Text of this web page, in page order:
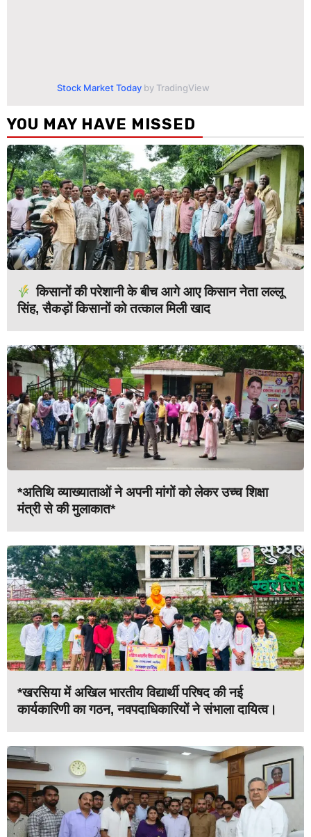
Stock Market Today by TradingView
YOU MAY HAVE MISSED
किसानों की परेशानी के बीच आगे आए किसान नेता लल्लू
सिंह, सैकड़ों किसानों को तत्काल मिली खाद
*अतिथि व्याख्याताओं ने अपनी मांगों को लेकर उच्च शिक्षा
मंत्री से की मुलाकात*
*खरसिया में अखिल भारतीय विद्यार्थी परिषद की नई
कार्यकारिणी का गठन, नवपदाधिकारियों ने संभाला दायित्व।